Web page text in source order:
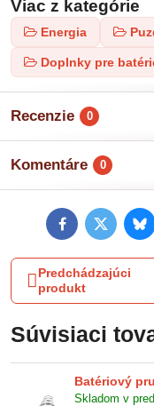
Viac z kategórie
Energia
Doplnky pre
Recenzie 0
Komentáre 0
FacebookTwitter
Predchádzajúci
produkt
Súvisiaci
Batériový
Skladom v